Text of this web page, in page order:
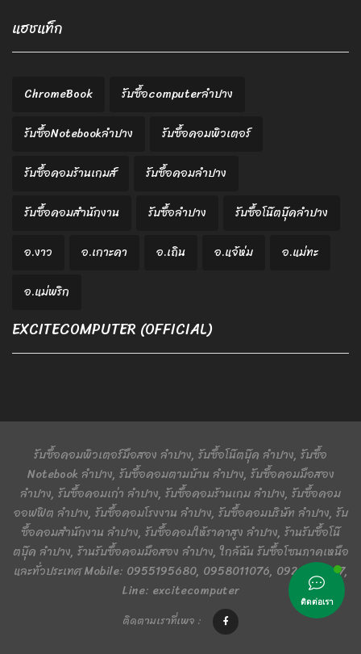
แฮชแท็ก
ChromeBook
รับซื้อcomputerลำปาง
รับซื้อNotebookลำปาง
รับซื้อคอมพิวเตอร์
รับซื้อคอมร้านเกมส์
รับซื้อคอมลำปาง
รับซื้อคอมสำนักงาน
รับซื้อลำปาง
รับซื้อโน๊ตบุ๊คลำปาง
อ.งาว
อ.เกาะคา อ.เถิน อ.แจ้ห่ม
อ.แม่ทะ
อ.แม่พริก
EXCITECOMPUTER (OFFICIAL)
รับซื้อคอมพิวเตอร์มือสอง ลำปาง, รับซื้อโน๊ตบุ๊ค ลำปาง, รับซื้อ
Notebook ลำปาง, รับซื้อคอมตามบ้าน ลำปาง, รับซื้อคอมมือสอง
ลำปาง, รับซื้อคอมเก่า ลำปาง, รับซื้อคอมร้านเกม ลำปาง, รับซื้อคอม
ออฟฟิต ลำปาง, รับซื้อคอมโรงงาน ลำปาง, รับซื้อคอมบริษัท ลำปาง, รับ
ซื้อคอมสำนักงาน ลำปาง, รับซื้อคอมให้ราคาสูง ลำปาง, ร้านรับซื้อโน๊
ตบุ๊ค ลำปาง, ร้านรับซื้อคอมมือสอง ลำปาง, ใกล้ฉัน รับซื้อโซนภาคเหนือ
และทั่วประเทศ Mobile: 0955195680, 0958011076, 0924401367,
Line: excitecomputer
ติดตามเราที่เพจ :
ติดต่อเรา